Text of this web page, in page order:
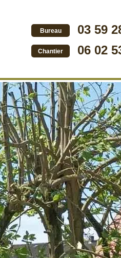
Bureau 03 59
Chantier 06 02